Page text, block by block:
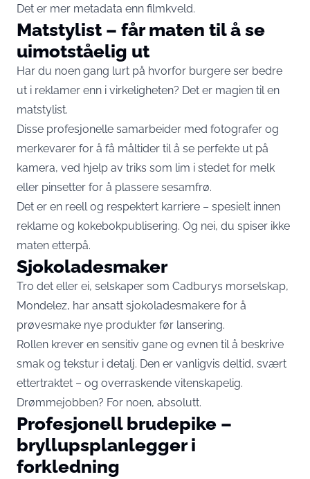
Det er mer metadata enn filmkveld.
Matstylist – får maten til å se
uimotståelig ut
Har du noen gang lurt på hvorfor burgere ser bedre
ut i reklamer enn i virkeligheten? Det er magien til en
matstylist.
Disse profesjonelle samarbeider med fotografer og
merkevarer for å få måltider til å se perfekte ut på
kamera, ved hjelp av triks som lim i stedet for melk
eller pinsetter for å plassere sesamfrø.
Det er en reell og respektert karriere – spesielt innen
reklame og kokebokpublisering. Og nei, du spiser ikke
maten etterpå.
Sjokoladesmaker
Tro det eller ei, selskaper som Cadburys morselskap,
Mondelez, har ansatt sjokoladesmakere for å
prøvesmake nye produkter før lansering.
Rollen krever en sensitiv gane og evnen til å beskrive
smak og tekstur i detalj. Den er vanligvis deltid, svært
ettertraktet – og overraskende vitenskapelig.
Drømmejobben? For noen, absolutt.
Profesjonell brudepike –
bryllupsplanlegger i
forkledning